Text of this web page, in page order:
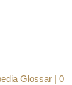
Glossar | 0